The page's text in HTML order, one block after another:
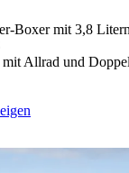
Boxer mit 3,8
mit Allrad und